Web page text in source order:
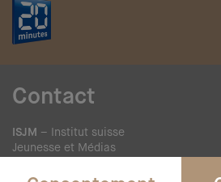
Contact
ISJM – Institut suisse
Jeunesse et Médias
Rue Saint-Etienne 4